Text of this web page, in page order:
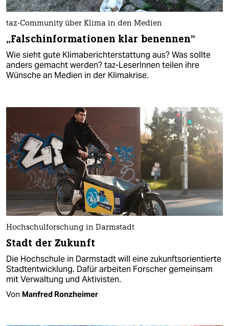
taz-Community über Klima in den Medien
„Falschinformationen klar benennen“
Wie sieht gute Klimaberichterstattung aus? Was sollte
anders gemacht werden? taz-LeserInnen teilen ihre
Wünsche an Medien in der Klimakrise.
Hochschulforschung in Darmstadt
Stadt der Zukunft
Die Hochschule in Darmstadt will eine zukunftsorientierte
Stadtentwicklung. Dafür arbeiten Forscher gemeinsam
mit Ver­waltung und Aktivisten.
Von Manfred Ronzheimer